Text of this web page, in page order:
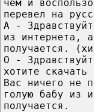
чем и
перевел на
А -
из интернета,
получается.
О -
хотите
Вас ничего не
голую бабу из
получается.